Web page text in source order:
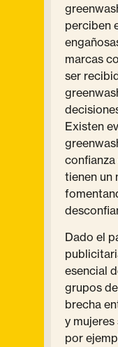
perciben
marcas
ser
Existen
tienen un
Dado el
esencial
grupos
brecha
y
por